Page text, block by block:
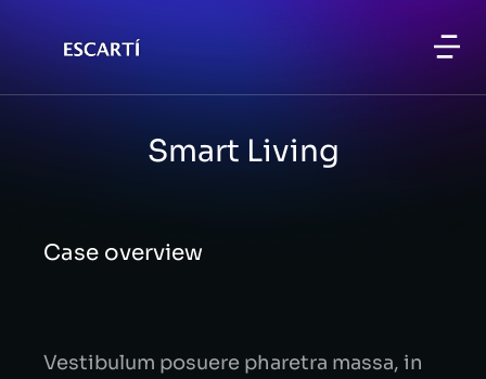
Smart Living
Case overview
Vestibulum posuere pharetra massa, in